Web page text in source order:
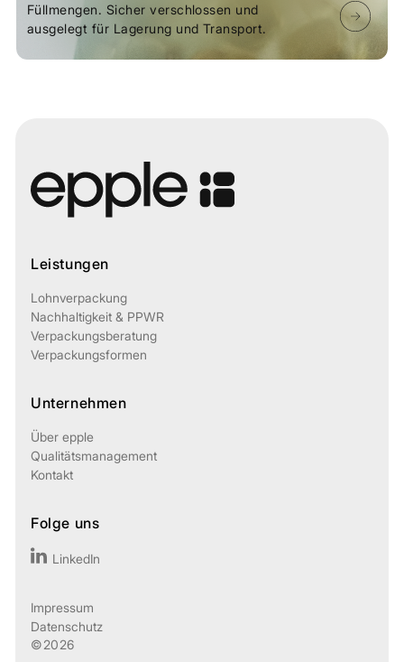
Füllmengen. Sicher verschlossen und
ausgelegt für Lagerung und Transport.
Leistungen
Lohnverpackung
Nachhaltigkeit & PPWR
Verpackungsberatung
Verpackungsformen
Unternehmen
Über epple
Qualitätsmanagement
Kontakt
Folge uns
LinkedIn
©2026
Impressum
Datenschutz